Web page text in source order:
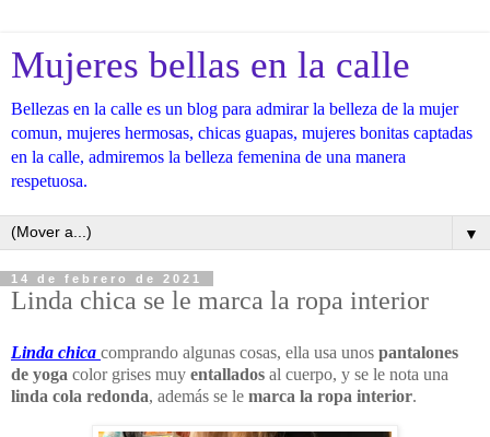
Mujeres bellas en la calle
Bellezas en la calle es un blog para admirar la belleza de la mujer
comun, mujeres hermosas, chicas guapas, mujeres bonitas captadas
en la calle, admiremos la belleza femenina de una manera
respetuosa.
▼
14 de febrero de 2021
Linda chica se le marca la ropa interior
Linda chica comprando algunas cosas, ella usa unos pantalones
de yoga color grises muy entallados al cuerpo, y se le nota una
linda cola redonda, además se le marca la ropa interior.